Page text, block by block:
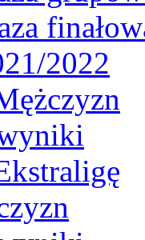
2022